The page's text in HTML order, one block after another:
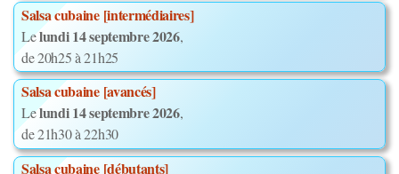
Salsa cubaine [intermédiaires]
Lelundi 14 septembre 2026,
de 20h25 à 21h25
Salsa cubaine [avancés]
Lelundi 14 septembre 2026,
de 21h30 à 22h30
Salsa cubaine [débutants]